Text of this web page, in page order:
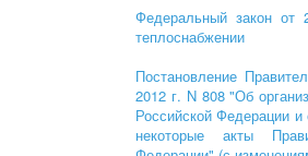
Федеральный закон
теплоснабжении
Постановление
2012 г. N 808 "Об
Российской Федерации
некоторые акты